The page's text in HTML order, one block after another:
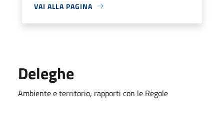
VAI ALLA PAGINA
Deleghe
Ambiente e territorio, rapporti con le Regole